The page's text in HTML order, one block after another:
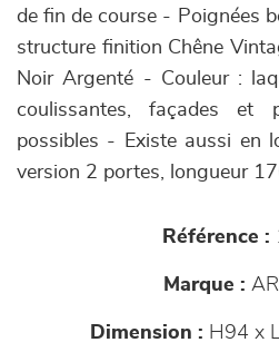
de fin de course - Poignées
structure finition Chêne
Noir Argenté - Couleur :
coulissantes, façades et
possibles - Existe aussi en
version 2 portes, longueur
Référence :
Marque :
Dimension : H94 x